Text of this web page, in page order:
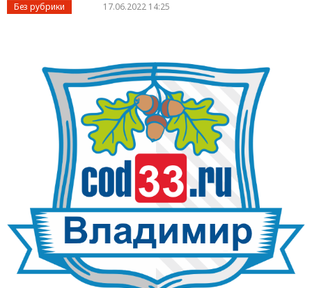
Без рубрики 17.06.2022 14:25